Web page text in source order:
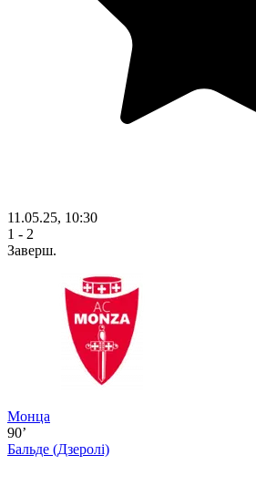
11.05.25, 10:30
1 - 2
Заверш.
Монца
90’
Бальде (Дзеролі)